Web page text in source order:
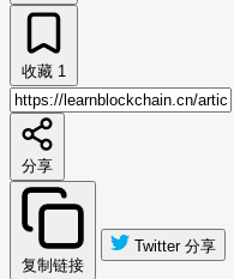
收藏 1
分享
复制链接
Twitter 分享